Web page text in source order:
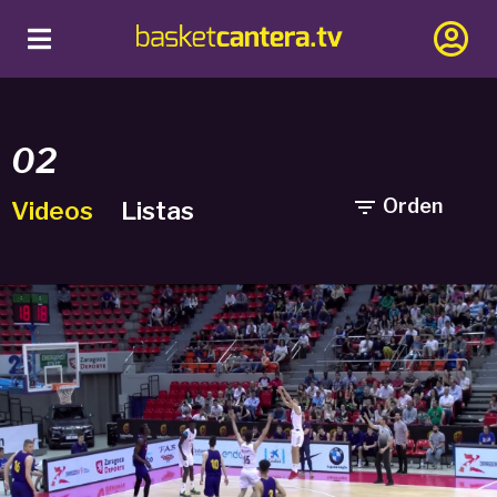
02
 Orden
Videos Listas